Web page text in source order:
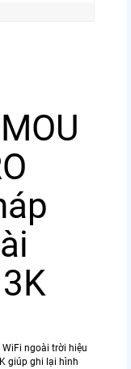
WiFi ngoài trời hiệu
giúp ghi lại hình